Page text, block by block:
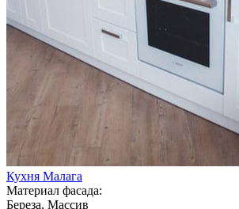
Кухня Малага
Материал фасада:
Береза, Массив